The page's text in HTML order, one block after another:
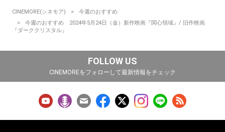
CINEMORE(シネモア)
今週のおすすめ
今週のおすすめ 2024年5月24日（金）新作映画『関心領域』/ 旧作映画
『ダーククリスタル』
FOLLOW US
CINEMOREをフォローして最新情報をチェック